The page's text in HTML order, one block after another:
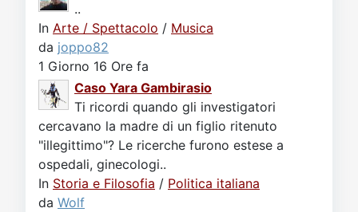
..
In Arte / Spettacolo / Musica
da joppo82
1 Giorno 16 Ore fa
Caso Yara Gambirasio
Ti ricordi quando gli investigatori
cercavano la madre di un figlio ritenuto
"illegittimo"? Le ricerche furono estese a
ospedali, ginecologi..
In Storia e Filosofia / Politica italiana
da Wolf